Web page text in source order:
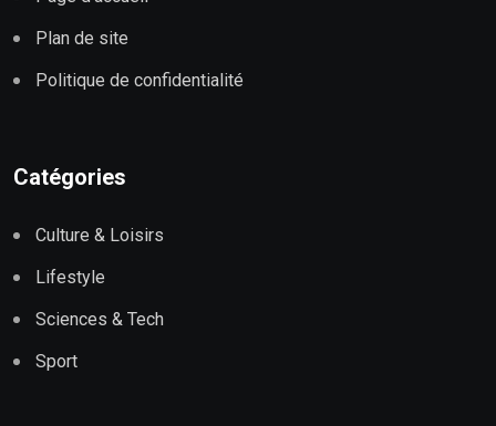
Plan de site
Politique de confidentialité
Catégories
Culture & Loisirs
Lifestyle
Sciences & Tech
Sport